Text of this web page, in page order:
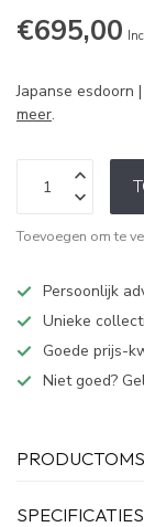
€695,00
Japanse esdoorn
meer.
Toevoegen om te
Persoonlijk
Unieke
Goede prijs-
Niet goed?
SPECIFICATIES